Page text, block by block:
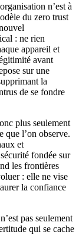
n’est à
du zero trust
: ne rien
appareil et
avant
sur une
la
de se fondre
plus seulement
que l’on observe.
et
fondée sur
les frontières
: elle ne vise
la confiance
pas seulement
qui se cache